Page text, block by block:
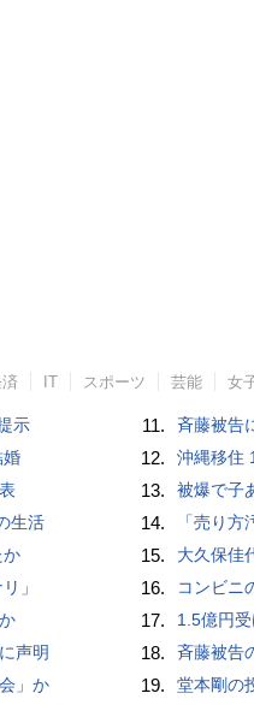
IT スポーツ 芸能 女
示
婚
生活
か
」
声明
」か
11. 斉藤被告
12. 沖縄移住
13. 被爆で子
14. 「売り
15. 大久保佳
16. コンビニ
17. 1.5億円
18. 斉藤被告
19. 堂本剛の